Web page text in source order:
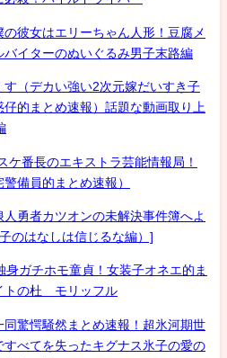
彼女はエリーちゃん人形！豆腐メ
イターのぬいぐるみ男子末路編
（デカい強い2次元嫁だいすき子
的まとめ速報）話題な動画取り上
ケ番長のエキストラ芸能情報局！
備員的まとめ速報）
勇者カツオンの未解決事件簿へよ
のはなしは信じるな編）]
ガチホモ童貞！女装子オネエ的ま
トの杜 モリッフル
驚愕騒然まとめ速報！超氷河期世
べてを失ったキグナス氷子の愛の